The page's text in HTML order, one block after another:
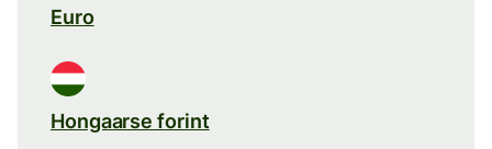
Euro
Hongaarse forint